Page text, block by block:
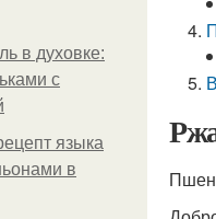
в духовке:
с
языка
в